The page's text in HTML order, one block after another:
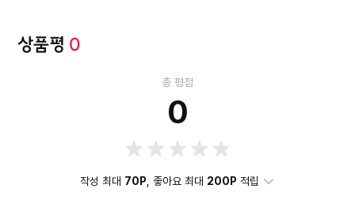
상품평 0
총 평점
0
작성 최대 70P , 좋아요 최대 200P 적립